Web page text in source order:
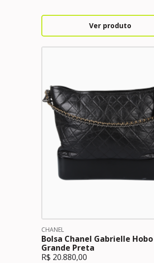
Ver produto
CHANEL
Bolsa Chanel Gabrielle Hobo
Grande Preta
R$ 20.880,00